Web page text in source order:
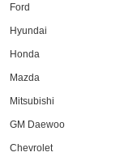
Ford
Hyundai
Honda
Mazda
Mitsubishi
GM Daewoo
Chevrolet